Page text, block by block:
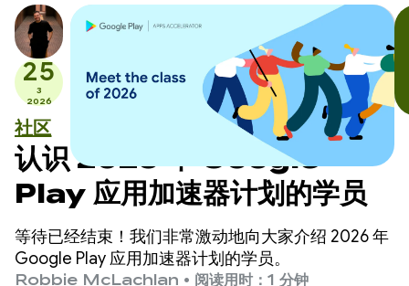
25
3
2026
社区
认识 2026 年 Google
Play 应用加速器计划的学员
等待已经结束！我们非常激动地向大家介绍 2026 年
Google Play 应用加速器计划的学员。
Robbie McLachlan • 阅读用时：1 分钟